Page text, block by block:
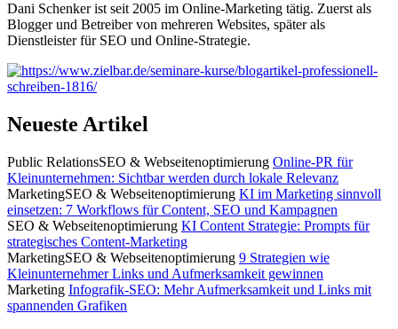
Dani Schenker ist seit 2005 im Online-Marketing tätig. Zuerst als
Blogger und Betreiber von mehreren Websites, später als
Dienstleister für SEO und Online-Strategie.
Neueste Artikel
Public RelationsSEO & Webseitenoptimierung Online-PR für
Kleinunternehmen: Sichtbar werden durch lokale Relevanz
MarketingSEO & Webseitenoptimierung KI im Marketing sinnvoll
einsetzen: 7 Workflows für Content, SEO und Kampagnen
SEO & Webseitenoptimierung KI Content Strategie: Prompts für
strategisches Content-Marketing
MarketingSEO & Webseitenoptimierung 9 Strategien wie
Kleinunternehmer Links und Aufmerksamkeit gewinnen
Marketing Infografik-SEO: Mehr Aufmerksamkeit und Links mit
spannenden Grafiken